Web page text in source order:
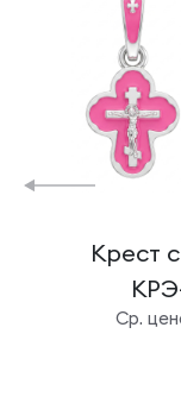
Крест
Cр.